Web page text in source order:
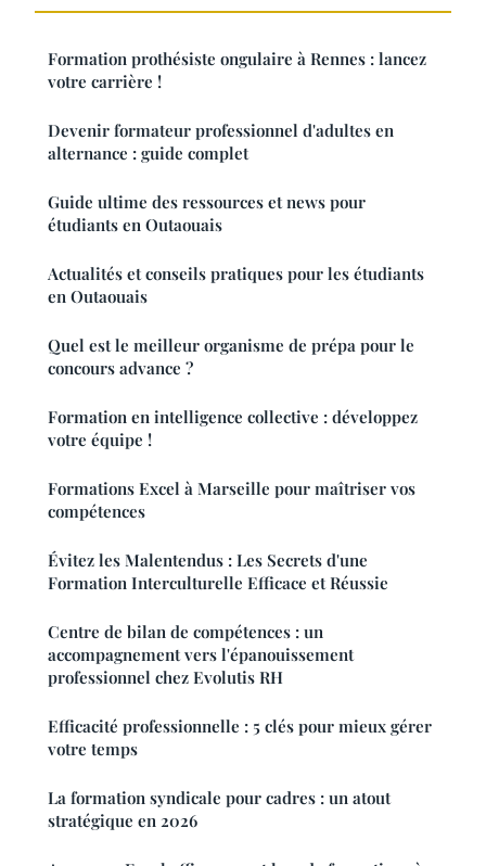
Formation prothésiste ongulaire à Rennes : lancez
votre carrière !
Devenir formateur professionnel d'adultes en
alternance : guide complet
Guide ultime des ressources et news pour
étudiants en Outaouais
Actualités et conseils pratiques pour les étudiants
en Outaouais
Quel est le meilleur organisme de prépa pour le
concours advance ?
Formation en intelligence collective : développez
votre équipe !
Formations Excel à Marseille pour maîtriser vos
compétences
Évitez les Malentendus : Les Secrets d'une
Formation Interculturelle Efficace et Réussie
Centre de bilan de compétences : un
accompagnement vers l'épanouissement
professionnel chez Evolutis RH
Efficacité professionnelle : 5 clés pour mieux gérer
votre temps
La formation syndicale pour cadres : un atout
stratégique en 2026